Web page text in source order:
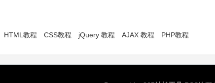
HTML教程 CSS教程 jQuery 教程 AJAX 教程 PHP教程